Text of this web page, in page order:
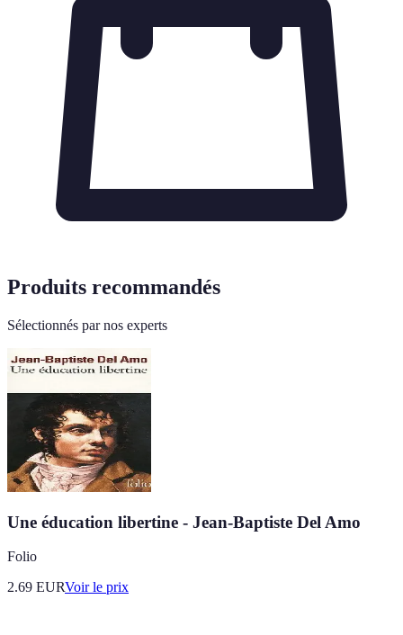
Produits recommandés
Sélectionnés par nos experts
Une éducation libertine - Jean-Baptiste Del Amo
Folio
2.69 EURVoir le prix